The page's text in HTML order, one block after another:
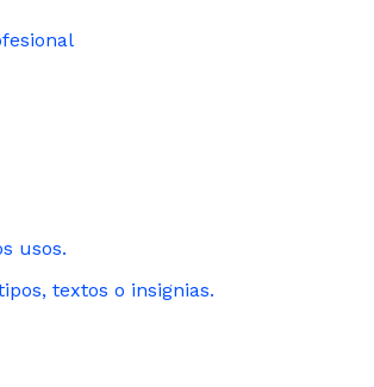
usos.
textos o insignias.